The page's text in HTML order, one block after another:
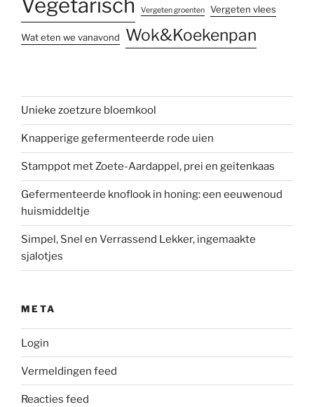
Vegetarisch Vergeten groenten Vergeten vlees
Wat eten we vanavond Wok&Koekenpan
Unieke zoetzure bloemkool
Knapperige gefermenteerde rode uien
Stamppot met Zoete-Aardappel, prei en geitenkaas
Gefermenteerde knoflook in honing: een eeuwenoud
huismiddeltje
Simpel, Snel en Verrassend Lekker, ingemaakte
sjalotjes
META
Login
Vermeldingen feed
Reacties feed